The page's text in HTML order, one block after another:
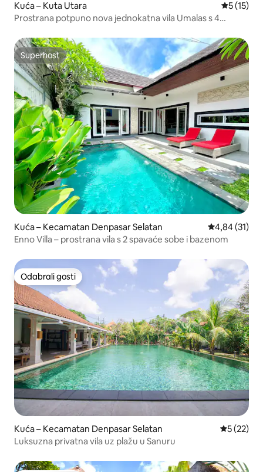
Kuća – Kuta Utara Prosječna
5 (15)
Prostrana potpuno nova jednokatna vila Umalas s 4
Superhost
Superhost
Kuća – Kecamatan Denpasar Selatan Prosječna
4,84 (31)
Enno Villa – prostrana vila s 2 spavaće sobe i bazenom
Odabrali gosti
Odabrali gosti
Kuća – Kecamatan Denpasar Selatan Prosječna
5 (22)
Luksuzna privatna vila uz plažu u Sanuru